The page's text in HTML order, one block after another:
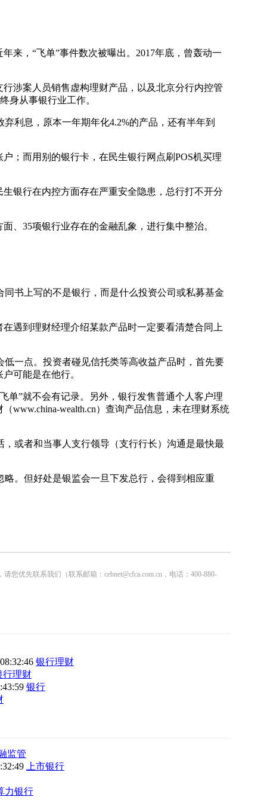
，“飞单”事件数次被曝出。2017年底，曾轰动一
涉案人员销售虚构理财产品，以及北京分行内控管
身从事银行业工作。
息，原本一年期年化4.2%的产品，还有半年到
而用别的银行卡，在民生银行网点刷POS机买理
银行在内控方面存在严重安全隐患，总行打不开分
35项银行业存在的金融乱象，进行集中整治。
书上写的不是银行，而是什么投资公司或私募基金
遇到理财经理介绍某款产品时一定要看清楚合同上
一点。投资者碰见信托类等高收益产品时，首先要
可能是在他行。
”就不会有记录。另外，银行发售普通个人客户理
www.china-wealth.cn）查询产品信息，未在理财系统
或者和当事人支行领导（支行行长）沟通是最快最
。但好处是银监会一旦下发总行，会得到相应重
优先联系我们（联系邮箱：cebnet@cfca.com.cn，电话：400-880-
银行理财
行理财
银行
监管
上市银行
力银行